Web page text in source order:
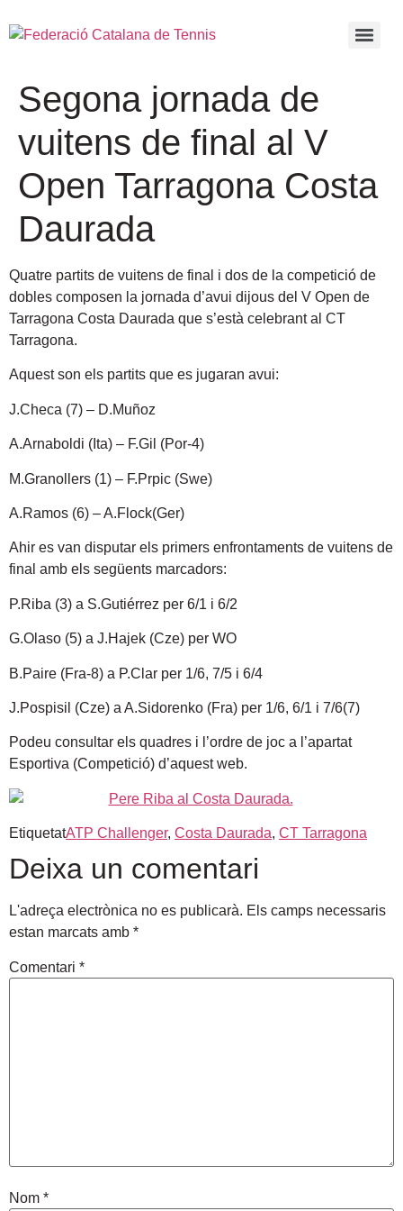
Segona jornada de
vuitens de final al V
Open Tarragona Costa
Daurada
Quatre partits de vuitens de final i dos de la competició de
dobles composen la jornada d’avui dijous del V Open de
Tarragona Costa Daurada que s’està celebrant al CT
Tarragona.
Aquest son els partits que es jugaran avui:
J.Checa (7) – D.Muñoz
A.Arnaboldi (Ita) – F.Gil (Por-4)
M.Granollers (1) – F.Prpic (Swe)
A.Ramos (6) – A.Flock(Ger)
Ahir es van disputar els primers enfrontaments de vuitens de
final amb els següents marcadors:
P.Riba (3) a S.Gutiérrez per 6/1 i 6/2
G.Olaso (5) a J.Hajek (Cze) per WO
B.Paire (Fra-8) a P.Clar per 1/6, 7/5 i 6/4
J.Pospisil (Cze) a A.Sidorenko (Fra) per 1/6, 6/1 i 7/6(7)
Podeu consultar els quadres i l’ordre de joc a l’apartat
Esportiva (Competició) d’aquest web.
EtiquetatATP Challenger, Costa Daurada, CT Tarragona
Deixa un comentari
L'adreça electrònica no es publicarà. Els camps necessaris
estan marcats amb *
Comentari *
Nom *